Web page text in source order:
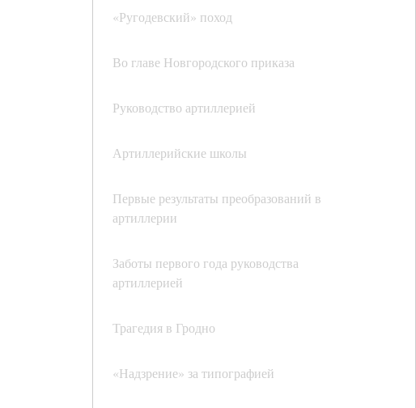
«Ругодевский» поход
Во главе Новгородского приказа
Руководство артиллерией
Артиллерийские школы
Первые результаты преобразований в
артиллерии
Заботы первого года руководства
артиллерией
Трагедия в Гродно
«Надзрение» за типографией